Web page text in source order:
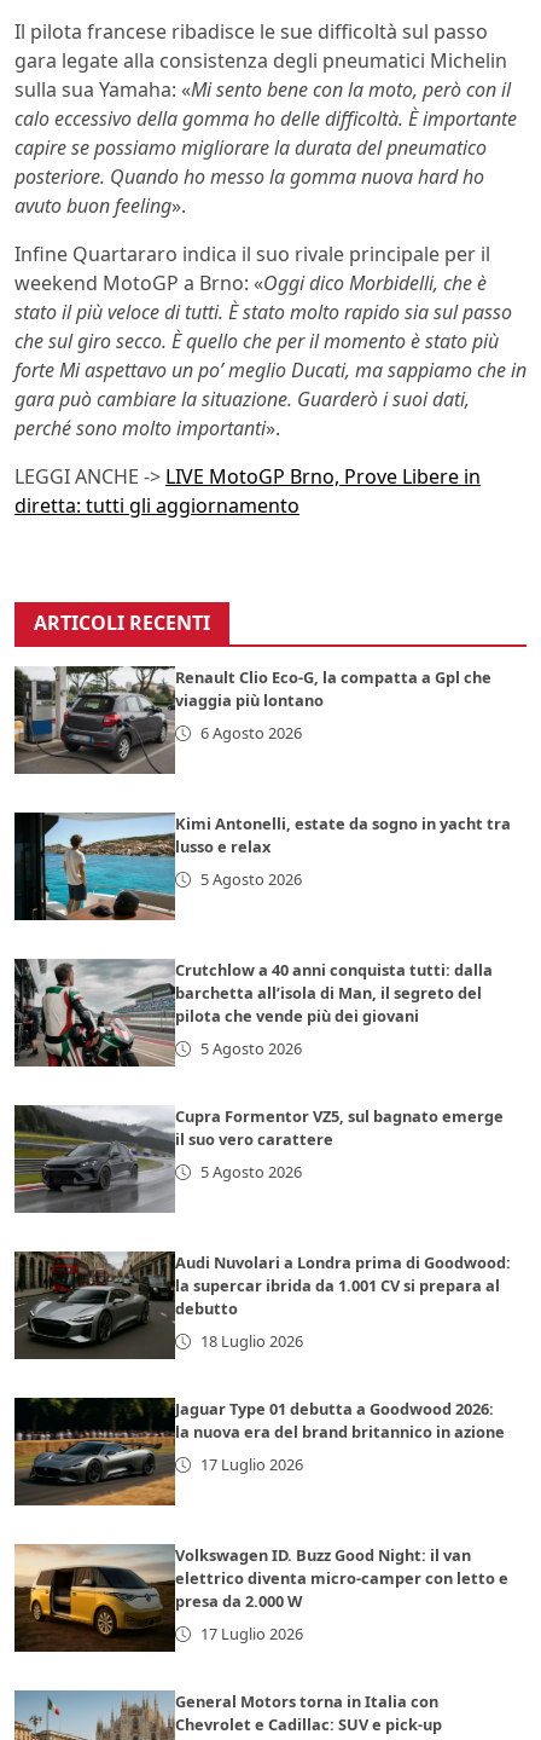
Il pilota francese ribadisce le sue difficoltà sul passo
gara legate alla consistenza degli pneumatici Michelin
sulla sua Yamaha: «Mi sento bene con la moto, però con il
calo eccessivo della gomma ho delle difficoltà. È importante
capire se possiamo migliorare la durata del pneumatico
posteriore. Quando ho messo la gomma nuova hard ho
avuto buon feeling».
Infine Quartararo indica il suo rivale principale per il
weekend MotoGP a Brno: «Oggi dico Morbidelli, che è
stato il più veloce di tutti. È stato molto rapido sia sul passo
che sul giro secco. È quello che per il momento è stato più
forte Mi aspettavo un po’ meglio Ducati, ma sappiamo che in
gara può cambiare la situazione. Guarderò i suoi dati,
perché sono molto importanti».
LEGGI ANCHE -> LIVE MotoGP Brno, Prove Libere in
diretta: tutti gli aggiornamento
ARTICOLI RECENTI
Renault Clio Eco-G, la compatta a Gpl che
viaggia più lontano
6 Agosto 2026
Kimi Antonelli, estate da sogno in yacht tra
lusso e relax
5 Agosto 2026
Crutchlow a 40 anni conquista tutti: dalla
barchetta all’isola di Man, il segreto del
pilota che vende più dei giovani
5 Agosto 2026
Cupra Formentor VZ5, sul bagnato emerge
il suo vero carattere
5 Agosto 2026
Audi Nuvolari a Londra prima di Goodwood:
la supercar ibrida da 1.001 CV si prepara al
debutto
18 Luglio 2026
Jaguar Type 01 debutta a Goodwood 2026:
la nuova era del brand britannico in azione
17 Luglio 2026
Volkswagen ID. Buzz Good Night: il van
elettrico diventa micro-camper con letto e
presa da 2.000 W
17 Luglio 2026
General Motors torna in Italia con
Chevrolet e Cadillac: SUV e pick-up